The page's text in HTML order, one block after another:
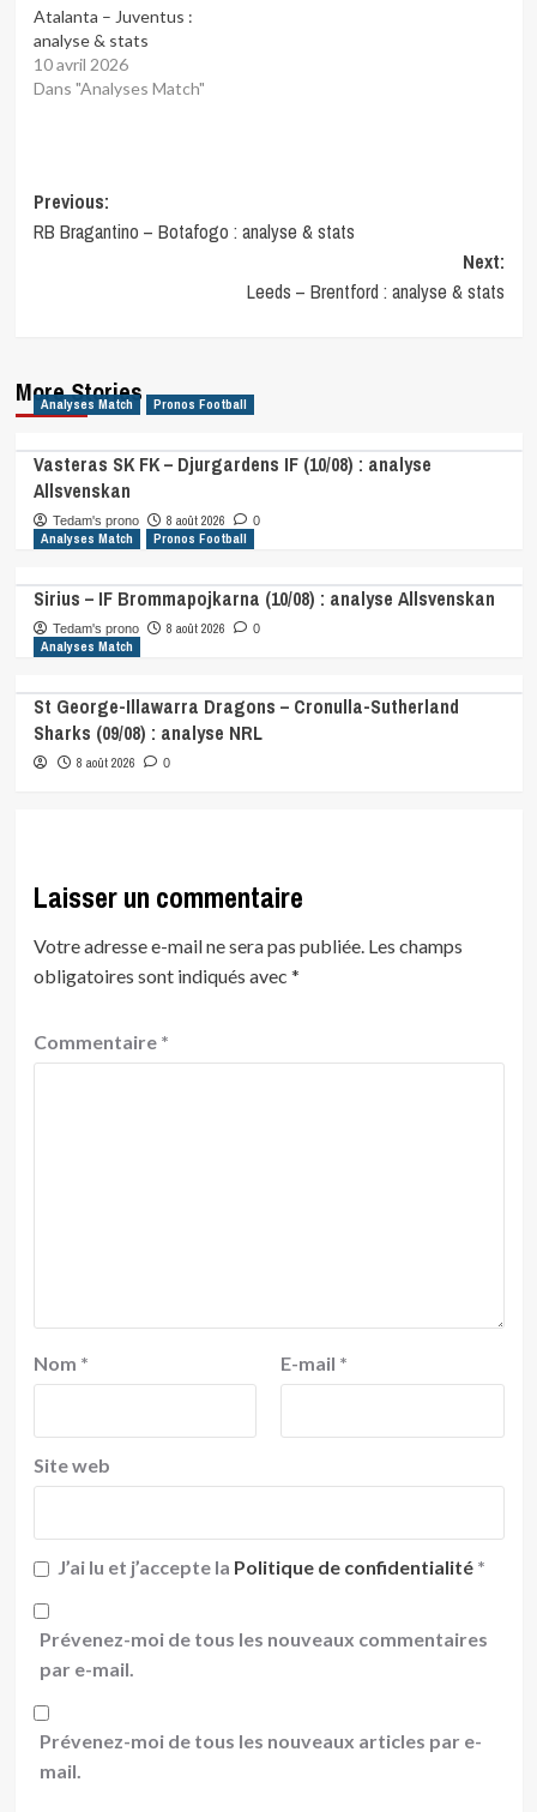
Atalanta – Juventus :
analyse & stats
10 avril 2026
Dans "Analyses Match"
Post
navigation
Previous:
RB Bragantino – Botafogo : analyse & stats
Next:
Leeds – Brentford : analyse & stats
More Stories
Analyses Match Pronos Football
Vasteras SK FK – Djurgardens IF (10/08) : analyse
Allsvenskan
Tedam's prono 8 août 2026 0
Analyses Match Pronos Football
Sirius – IF Brommapojkarna (10/08) : analyse Allsvenskan
Tedam's prono 8 août 2026 0
Analyses Match
St George-Illawarra Dragons – Cronulla-Sutherland
Sharks (09/08) : analyse NRL
8 août 2026 0
Laisser un commentaire
Votre adresse e-mail ne sera pas publiée. Les champs
obligatoires sont indiqués avec *
Commentaire *
Nom * E-mail *
Site web
J’ai lu et j’accepte la Politique de confidentialité *
Prévenez-moi de tous les nouveaux commentaires
par e-mail.
Prévenez-moi de tous les nouveaux articles par e-
mail.